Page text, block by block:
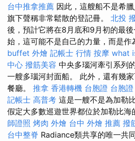
台中推拿推薦 因此，這艘船不是希
旗下聲稱非常鬆散的登記冊。 北投
後，預計它將在8月底和9月初的最
始，這可能不是自己的力量，而是作
buffet 外燴 記帳士 行情 按摩 what
中心 撥筋美容 中央多瑙河牽引系列
一艘多瑙河封面船。 此外，還有幾
餐廳。 推拿 香港轉機 台胞證 台胞證
記帳士 高普考 這是一艘不是為加勒
假定大多數巡遊世界都位於加勒比海
師證照 烤肉 外燴 台中 外燴 推薦 撥
台中整脊 Radiance類共享的唯一共